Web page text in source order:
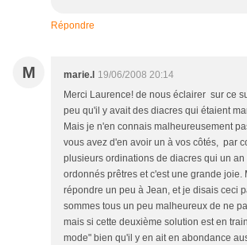
Répondre
M marie.l 19/06/2008 20:14
Merci Laurence! de nous éclairer sur ce
peu qu'il y avait des diacres qui étaient
Mais je n'en connais malheureusement
vous avez d'en avoir un à vos côtés, par
plusieurs ordinations de diacres qui un an
ordonnés prêtres et c'est une grande joie.
répondre un peu à Jean, et je disais ceci
sommes tous un peu malheureux de ne
mais si cette deuxième solution est en
mode" bien qu'il y en ait en abondance